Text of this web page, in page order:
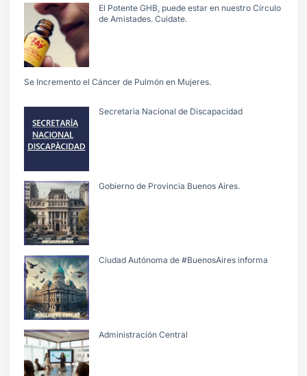
El Potente GHB, puede estar en nuestro Círculo
de Amistades. Cuidate.
Se Incremento el Cáncer de Pulmón en Mujeres.
Secretarìa Nacional de Discapacidad
Gobierno de Provincia Buenos Aires.
Ciudad Autónoma de #BuenosAires informa
Administración Central